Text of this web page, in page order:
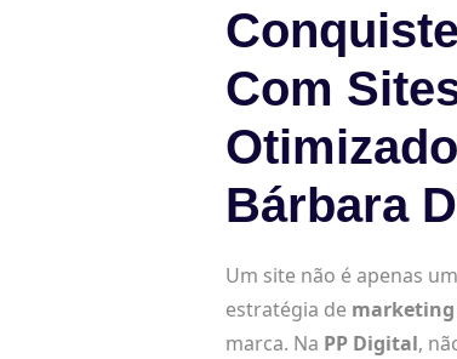
Com
Bárbara
Um site não é apenas
estratégia de
marca. Na PP Digital,